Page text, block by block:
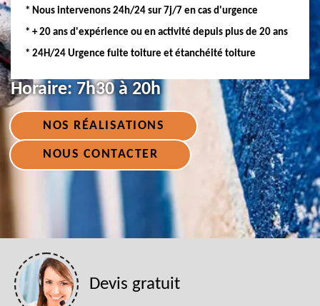
* Nous intervenons 24h/24 sur 7j/7 en cas d'urgence
* + 20 ans d'expérience ou en activité depuis plus de 20 ans
* 24H/24 Urgence fuite toiture et étanchéité toiture
Horaire: 7h30 à 20h
NOS RÉALISATIONS
NOUS CONTACTER
Devis gratuit